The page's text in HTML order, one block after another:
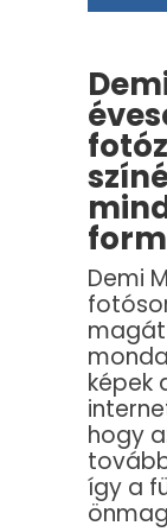
Demi
magát
képek
hogy
így a